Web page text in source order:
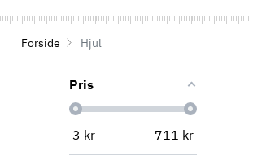
Forside Hjul
Pris
3 kr 711 kr